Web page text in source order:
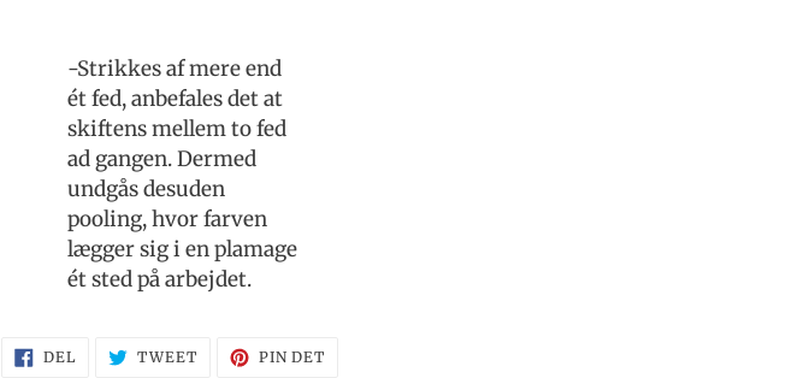
-Strikkes af mere end
ét fed, anbefales det at
skiftens mellem to fed
ad gangen. Dermed
undgås desuden
pooling, hvor farven
lægger sig i en plamage
ét sted på arbejdet.
DEL
PÅ
TWEETTWEET PIN DET